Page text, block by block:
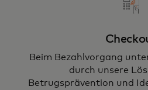
Beim Bezahlvorgang
durch unsere
Betrugsprävention und